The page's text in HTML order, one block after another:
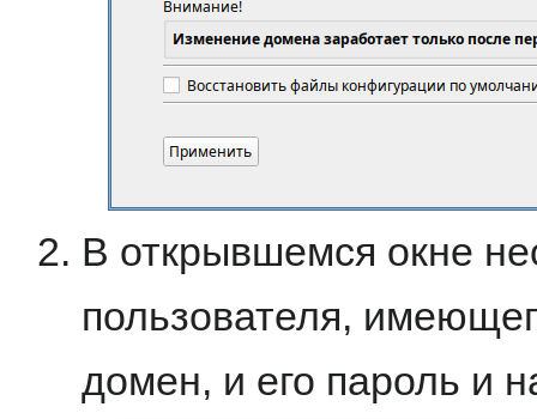
В открывшемся окне
пользователя,
домен, и его пароль и